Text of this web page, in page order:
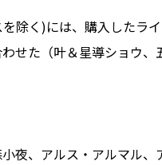
除く)には、購入したラ
せた（叶＆星導ショウ
夜、アルス・アルマル